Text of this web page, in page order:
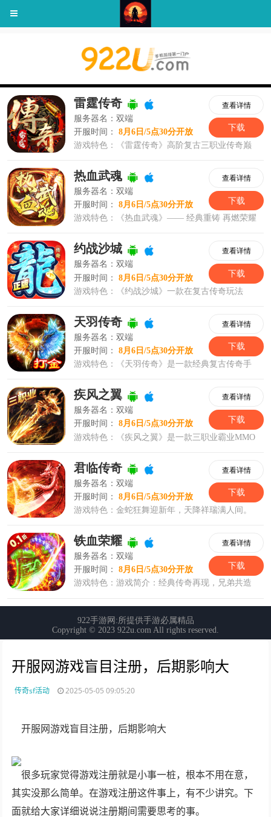
开服网游戏盲目注册，后期影响大
传奇sf活动 2025-05-05 09:05:20
开服网游戏盲目注册，后期影响大
很多玩家觉得游戏注册就是小事一桩，根本不用在意，
其实没那么简单。在游戏注册这件事上，有不少讲究。下
面就给大家详细说说注册期间需要思考的事。